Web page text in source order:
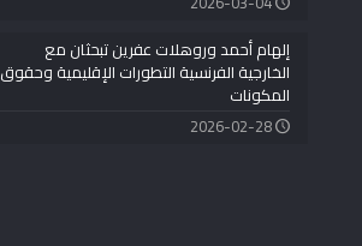
إلهام أحمد وروهلات عفرين تبحثان مع
الخارجية الفرنسية التطورات الإقليمية وحقوق
المكونات
2026-02-28